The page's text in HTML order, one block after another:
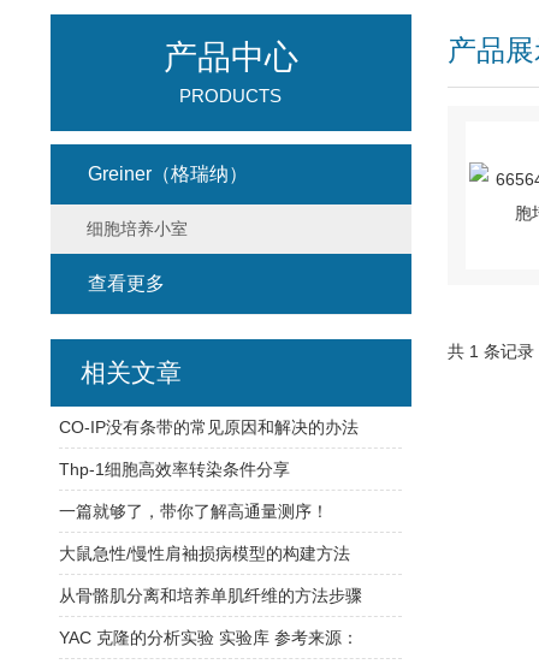
产品
共 1 条记
产品中心
PRODUCTS
Greiner（格瑞纳）
细胞培养小室
查看更多
相关文章
CO-IP没有条带的常见原因和解决的办法
Thp-1细胞高效率转染条件分享
一篇就够了，带你了解高通量测序！
大鼠急性/慢性肩袖损病模型的构建方法
从骨骼肌分离和培养单肌纤维的方法步骤
YAC 克隆的分析实验 实验库 参考来源：